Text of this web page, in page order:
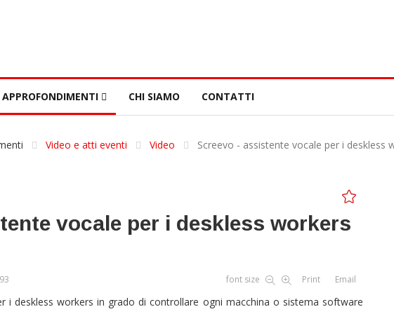
APPROFONDIMENTI CHI SIAMO CONTATTI
Video e atti eventi Video Screevo - assistente vocale per i deskless
vocale per i deskless workers
font size Print Email
i deskless workers in grado di controllare ogni macchina o sistema software